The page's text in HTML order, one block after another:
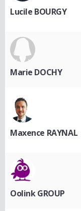
Lucile BOURGY
Marie DOCHY
Maxence RAYNAL
Oolink GROUP